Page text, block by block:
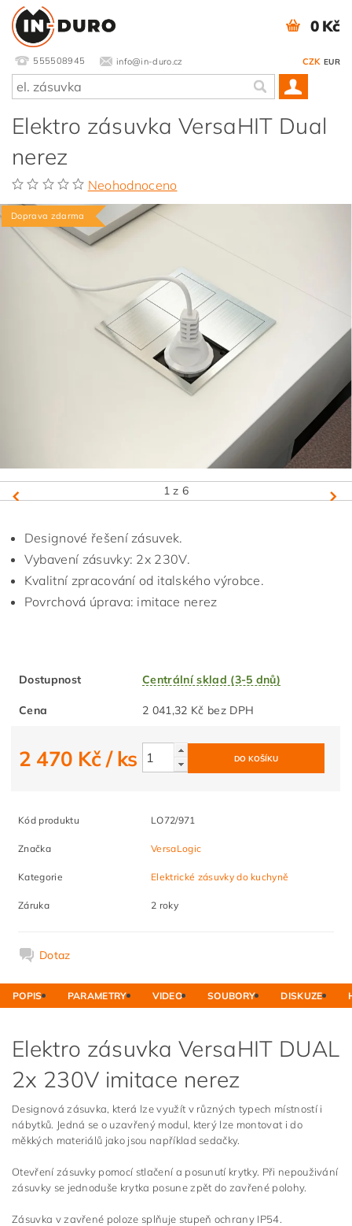
555508945 info@in-duro.cz CZK EUR
0 Kč
Elektro zásuvka VersaHIT Dual
nerez
Neohodnoceno
Doprava zdarma
1 z 6
Designové řešení zásuvek.
Vybavení zásuvky: 2x 230V.
Kvalitní zpracování od italského výrobce.
Povrchová úprava: imitace nerez
Dostupnost Centrální sklad (3-5 dnů)
Cena 2 041,32 Kč bez DPH
2 470 Kč/ ks
Kód produktu LO72/971
Značka VersaLogic
Kategorie Elektrické zásuvky do kuchyně
Záruka 2 roky
Dotaz
POPIS PARAMETRY VIDEO SOUBORY DISKUZE
Elektro zásuvka VersaHIT DUAL
2x 230V imitace nerez
Designová zásuvka, která lze využít v různých typech místností i
nábytků. Jedná se o uzavřený modul, který lze montovat i do
měkkých materiálů jako jsou například sedačky.
Otevření zásuvky pomocí stlačení a posunutí krytky. Při nepouživání
zásuvky se jednoduše krytka posune zpět do zavřené polohy.
Zásuvka v zavřené poloze splňuje stupeň ochrany IP54.